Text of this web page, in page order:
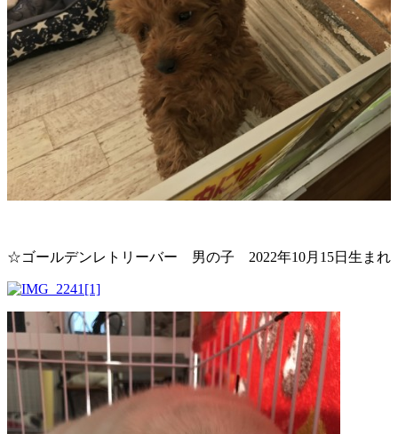
☆ゴールデンレトリーバー 男の子 2022年10月15日生まれ